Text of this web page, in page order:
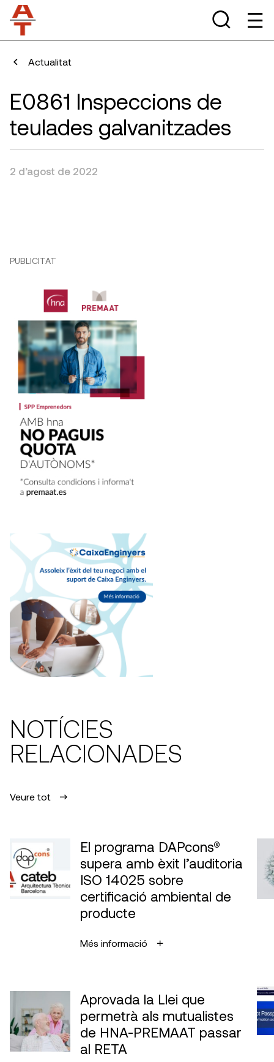
Actualitat
E0861 Inspeccions de
teulades galvanitzades
2 d’agost de 2022
PUBLICITAT
NOTÍCIES
RELACIONADES
Veure tot
El programa DAPcons®
supera amb èxit l’auditoria
ISO 14025 sobre
certificació ambiental de
producte
Més informació
Aprovada la Llei que
permetrà als mutualistes
de HNA-PREMAAT passar
al RETA